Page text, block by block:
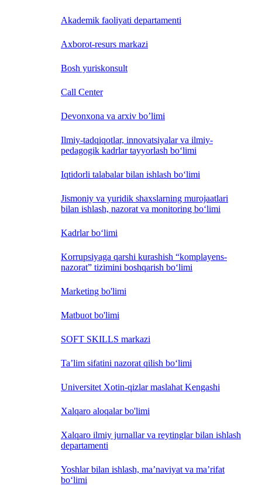
Akademik faoliyati departamenti
Axborot-resurs markazi
Bosh yuriskonsult
Call Center
Devonxona va arxiv bo’limi
Ilmiy-tadqiqotlar, innovatsiyalar va ilmiy-
pedagogik kadrlar tayyorlash bo‘limi
Iqtidorli talabalar bilan ishlash bo‘limi
Jismoniy va yuridik shaxslarning murojaatlari
bilan ishlash, nazorat va monitoring bo‘limi
Kadrlar bo‘limi
Korrupsiyaga qarshi kurashish “komplayens-
nazorat” tizimini boshqarish bo‘limi
Marketing bo'limi
Matbuot bo'limi
SOFT SKILLS markazi
Ta’lim sifatini nazorat qilish bo‘limi
Universitet Xotin-qizlar maslahat Kengashi
Xalqaro aloqalar bo'limi
Xalqaro ilmiy jurnallar va reytinglar bilan ishlash
departamenti
Yoshlar bilan ishlash, ma’naviyat va ma’rifat
bo‘limi